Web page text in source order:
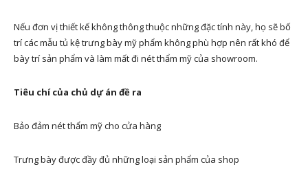
Nếu đơn vị thiết kế không thông thuộc những đặc tính này, họ sẽ bố
trí các mẫu tủ kệ trưng bày mỹ phẩm không phù hợp nên rất khó để
bày trí sản phẩm và làm mất đi nét thẩm mỹ của showroom.
Tiêu chí của chủ dự án đề ra
Bảo đảm nét thẩm mỹ cho cửa hàng
Trưng bày được đầy đủ những loại sản phẩm của shop